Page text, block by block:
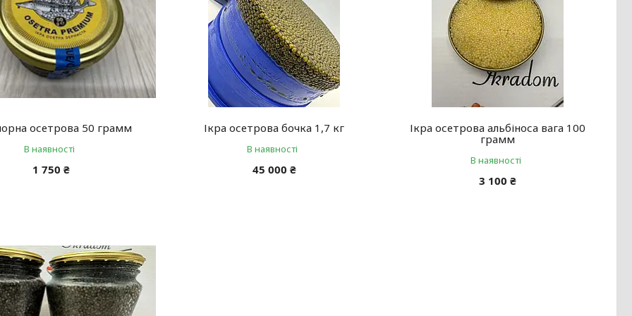
осетрова 50 грамм
В наявності
1 750 ₴
Ікра осетрова бочка 1,7 кг
В наявності
45 000 ₴
Ікра осетрова альбіноса вага 100
грамм
В наявності
3 100 ₴